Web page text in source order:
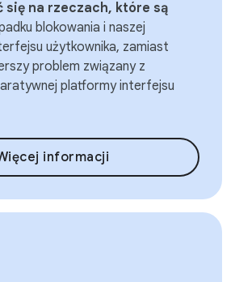
się na rzeczach, które są
blokowania i naszej
użytkownika, zamiast
problem związany z
platformy interfejsu
informacji